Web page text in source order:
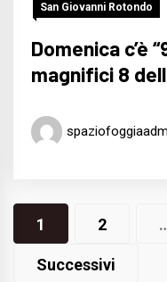
San Giovanni Rotondo
Domenica c’è
magnifici 8
Navigazione
articoli
1 2
Successivi